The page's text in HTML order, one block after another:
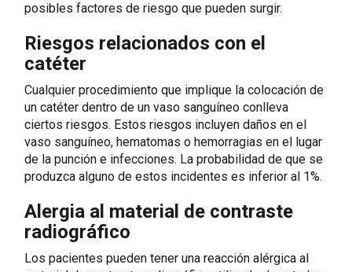
posibles factores de riesgo que pueden surgir.
Riesgos relacionados con el
catéter
Cualquier procedimiento que implique la colocación de
un catéter dentro de un vaso sanguíneo conlleva
ciertos riesgos. Estos riesgos incluyen daños en el
vaso sanguíneo, hematomas o hemorragias en el lugar
de la punción e infecciones. La probabilidad de que se
produzca alguno de estos incidentes es inferior al 1%.
Alergia al material de contraste
radiográfico
Los pacientes pueden tener una reacción alérgica al